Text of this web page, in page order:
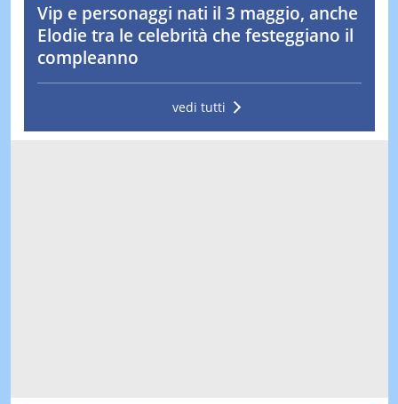
Vip e personaggi nati il 3 maggio, anche
Elodie tra le celebrità che festeggiano il
compleanno
vedi tutti